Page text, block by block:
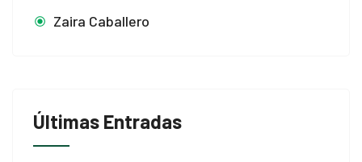
Zaira Caballero
Últimas Entradas